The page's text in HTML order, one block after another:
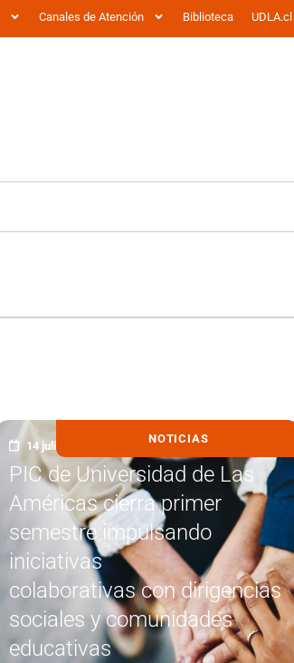
Canales de Atención Biblioteca UDLA.cl
NOTICIAS
14 julio, 2026
PIC de Universidad de Las
Américas cierra primer
semestre impulsando
iniciativas
colaborativas con dirigencias
sociales y comunidades
educativas